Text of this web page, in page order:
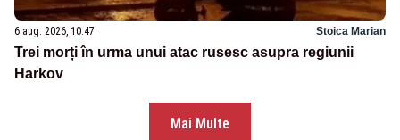
6 aug. 2026, 10:47 Stoica Marian
Trei morți în urma unui atac rusesc asupra regiunii
Harkov
Mai Multe